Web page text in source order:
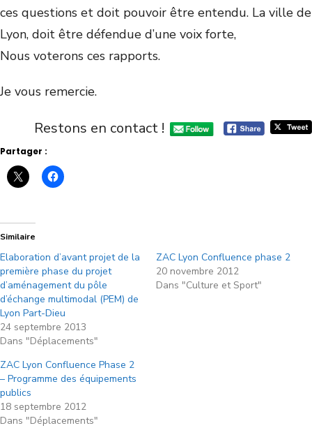
ces questions et doit pouvoir être entendu. La ville de
Lyon, doit être défendue d’une voix forte,
Nous voterons ces rapports.
Je vous remercie.
Restons en contact !
Partager :
Similaire
Elaboration d’avant projet de la
première phase du projet
d’aménagement du pôle
d’échange multimodal (PEM) de
Lyon Part-Dieu
24 septembre 2013
Dans "Déplacements"
ZAC Lyon Confluence phase 2
20 novembre 2012
Dans "Culture et Sport"
ZAC Lyon Confluence Phase 2
– Programme des équipements
publics
18 septembre 2012
Dans "Déplacements"